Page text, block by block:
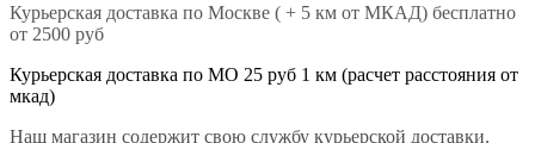
Курьерская доставка по Москве ( + 5 км от МКАД) бесплатно
от 2500 руб
Курьерская доставка по МО 25 руб 1 км (расчет расстояния от
мкад)
Наш магазин содержит свою службу курьерской доставки.